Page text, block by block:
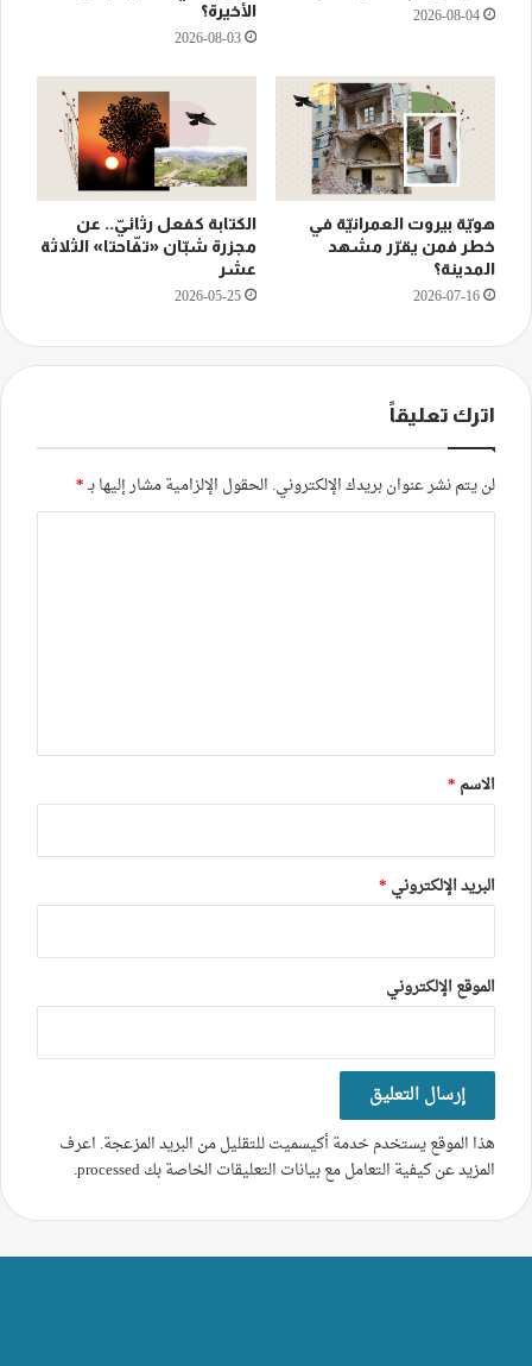
2026-08-04
الأخيرة؟
2026-08-03
هويّة بيروت العمرانيّة في
خطر فمن يقرّر مشهد
المدينة؟
2026-07-16
الكتابة كفعل رثائيّ.. عن
مجزرة شبّان «تفّاحتا» الثلاثة
عشر
2026-05-25
اترك تعليقاً
لن يتم نشر عنوان بريدك الإلكتروني. الحقول الإلزامية مشار إليها بـ*
*
الاسم *
البريد الإلكتروني *
الموقع الإلكتروني
هذا الموقع يستخدم خدمة أكيسميت للتقليل من البريد المزعجة. اعرف
المزيد عن كيفية التعامل مع بيانات التعليقات الخاصة بك processed
.